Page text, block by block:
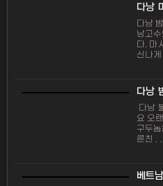
다낭
다낭
낭고
다. 마
신나게
다낭
다낭
요 오
구두
른친 . .
베트